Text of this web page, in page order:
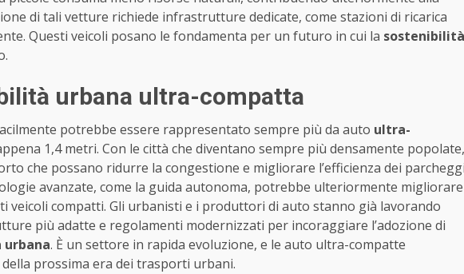
di tali vetture richiede infrastrutture dedicate, come stazioni di ricarica
Questi veicoli posano le fondamenta per un futuro in cui la sostenibilità
urbana ultra-compatta
potrebbe essere rappresentato sempre più da auto ultra-
1,4 metri. Con le città che diventano sempre più densamente popolate,
che possano ridurre la congestione e migliorare l’efficienza dei
avanzate, come la guida autonoma, potrebbe ulteriormente migliorare
veicoli compatti. Gli urbanisti e i produttori di auto stanno già lavorando
più adatte e regolamenti modernizzati per incoraggiare l’adozione di
. È un settore in rapida evoluzione, e le auto ultra-compatte
prossima era dei trasporti urbani.